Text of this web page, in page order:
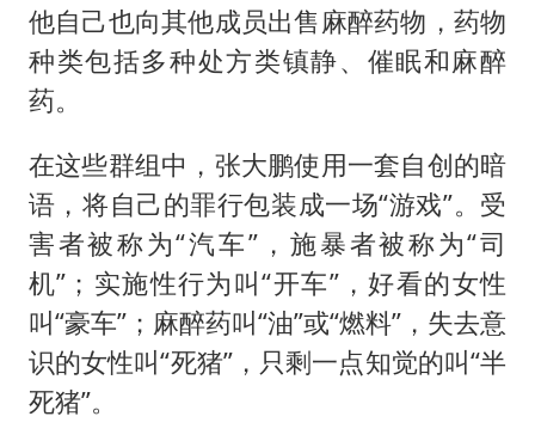
他自己也向其他成员出售麻醉药物，药物
种类包括多种处方类镇静、催眠和麻醉
药。
在这些群组中，张大鹏使用一套自创的暗
语，将自己的罪行包装成一场“游戏”。受
害者被称为“汽车”，施暴者被称为“司
机”；实施性行为叫“开车”，好看的女性
叫“豪车”；麻醉药叫“油”或“燃料”，失去意
识的女性叫“死猪”，只剩一点知觉的叫“半
死猪”。